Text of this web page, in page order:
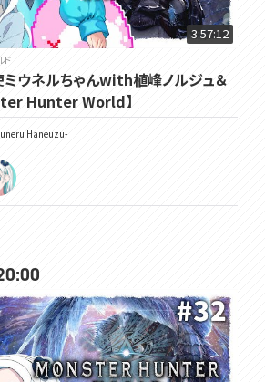
3:57:12
ド
ミウネルちゃんwith植峰ノルジュ＆
Hunter World】
Haneuzu-